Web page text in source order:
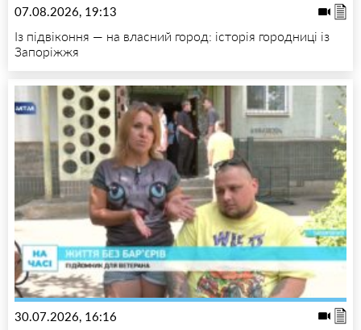
07.08.2026, 19:13
Із підвіконня — на власний город: історія городниці із
Запоріжжя
30.07.2026, 16:16